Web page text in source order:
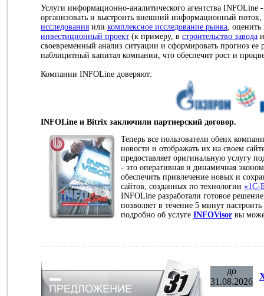
Услуги информационно-аналитического агентства INFOLine
организовать и выстроить внешний информационный
исследования или комплексное исследование рынка ,
инвестиционный проект (к примеру, в строительство завода
своевременный анализ ситуации и сформировать прогноз ее
паблицитный капитал компании, что обеспечит рост и
Компании INFOLine доверяют:
INFOLine и Bitrix заключили партнерский договор.
Теперь все пользователи обеих
новости и отображать их на своем
предоставляет оригинальную услугу
- это оперативная и динамичная
обеспечить привлечение новых и
сайтов, созданных по технологии «1C-
INFOLine разработали готовое
позволяет в течение 5 минут
подробно об услуге INFOVisor вы
до
31.08.2026